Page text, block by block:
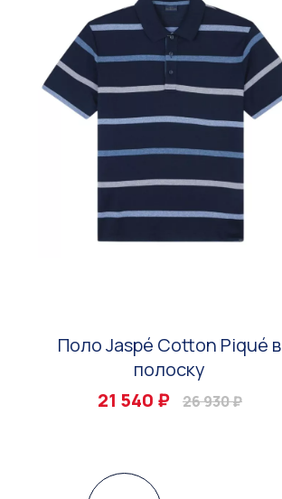
Поло Jaspé Cotton Piqué в
полоску
21 540 ₽
26 930 ₽